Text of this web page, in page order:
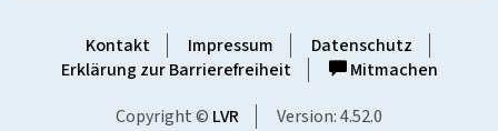
Kontakt Impressum
Datenschutz
Erklärung zur Barrierefreiheit
Mitmachen
Copyright © LVR Version: 4.52.0